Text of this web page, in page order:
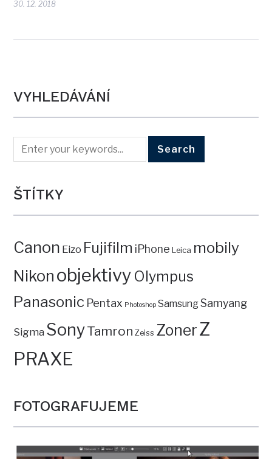
30. 12. 2018
VYHLEDÁVÁNÍ
ŠTÍTKY
Canon Eizo Fujifilm iPhone Leica mobily
Nikon objektivy Olympus
Panasonic Pentax Photoshop SamsungSamyang
Sigma SonyTamron Zeiss ZonerZ
PRAXE
FOTOGRAFUJEME